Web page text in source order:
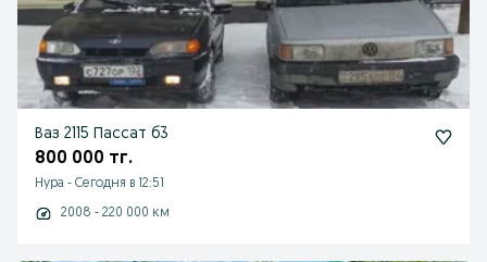
Ваз 2115 Пассат б3
800 000 тг.
Нура - Сегодня в 12:51
2008 - 220 000 км